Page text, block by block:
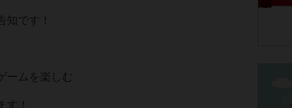
知です！
ームを楽しむ
す！